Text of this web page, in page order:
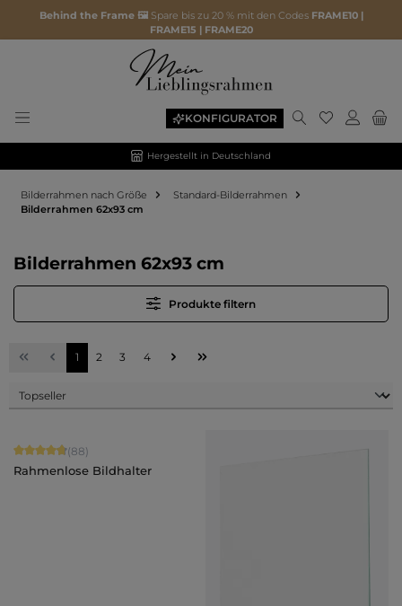
Behind the Frame 🖼️ Spare bis zu 20 % mit den Codes FRAME10 |
FRAME15 | FRAME20
KONFIGURATOR Du hast 0
Hergestellt in Deutschland
Bilderrahmen nach Größe
Standard-Bilderrahmen
Bilderrahmen 62x93 cm
Bilderrahmen 62x93 cm
Produkte filtern
Seite
1 Seite
2 Seite
3 Seite
4
Durchschnittliche Bewertung von 4.84 von 5 Sternen
(88)
Rahmenlose Bildhalter